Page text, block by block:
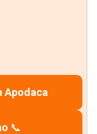
Apodaca
📞